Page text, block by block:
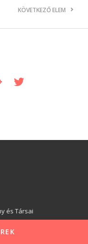
KÖVETKEZŐ ELEM
és Társai